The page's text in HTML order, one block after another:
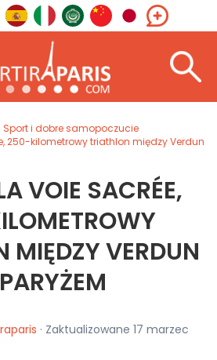
Sport i dobre samopoczucie
250-kilometrowy triathlon między Verdun
VOIE SACRÉE,
MIĘDZY VERDUN
· Zaktualizowane 17 marzec